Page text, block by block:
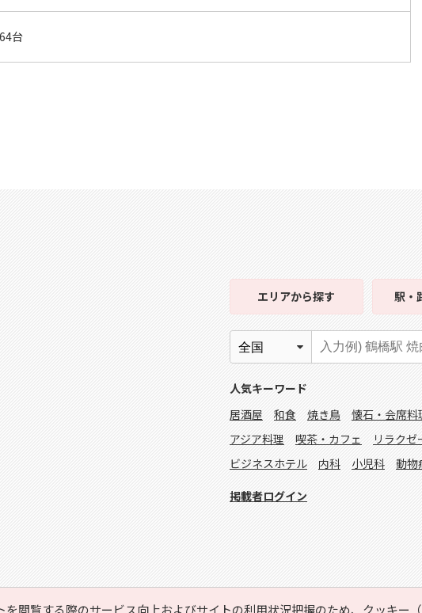
台
を閲覧する際のサービス向上およびサイトの利用状況把握のため、クッキー
エリアから探す 駅・
人気キーワード
居酒屋
和食 焼き鳥 懐石・会席料
アジア料理
喫茶・カフェ リラクゼ
ビジネスホテル
内科 小児科 動物
掲載者ログイン